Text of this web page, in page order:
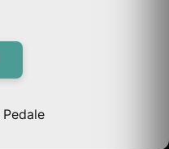
Pedale